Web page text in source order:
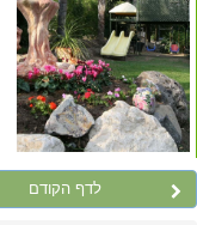
לדף הקודם